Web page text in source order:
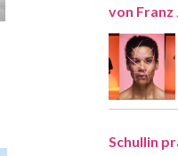
von Franz
Schullin